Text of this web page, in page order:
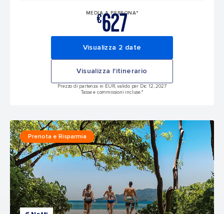
MEDIA A PERSONA*
€627
Visualizza 2 date
Visualizza l'itinerario
Prezzo di partenza in EUR, valido per Dic 12, 2027
Tasse e commissioni incluse.*
Prenota e Risparmia